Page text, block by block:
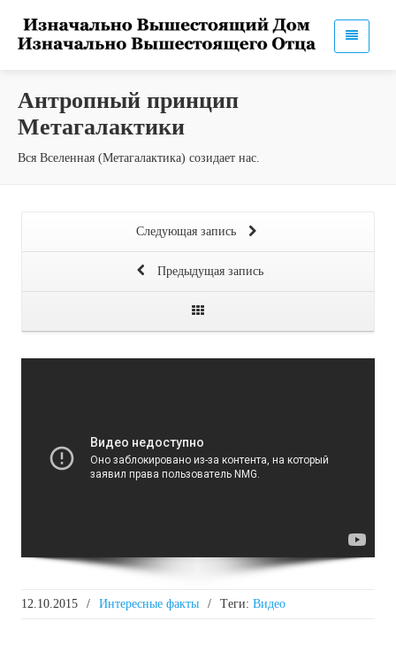
Антропный принцип
Метагалактики
Вся Вселенная (Метагалактика) созидает нас.
Следующая запись
Предыдущая запись
12.10.2015 / Интересные факты / Tеги: Видео